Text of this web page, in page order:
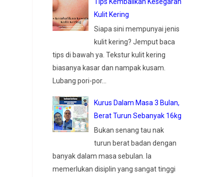
Kulit Kering
Siapa sini mempunyai jenis
kulit kering? Jemput baca
tips di bawah ya. Tekstur kulit kering
biasanya kasar dan nampak kusam.
Lubang pori-por...
Kurus Dalam Masa 3 Bulan,
Berat Turun Sebanyak 16kg
Bukan senang tau nak
turun berat badan dengan
banyak dalam masa sebulan. Ia
memerlukan disiplin yang sangat tinggi